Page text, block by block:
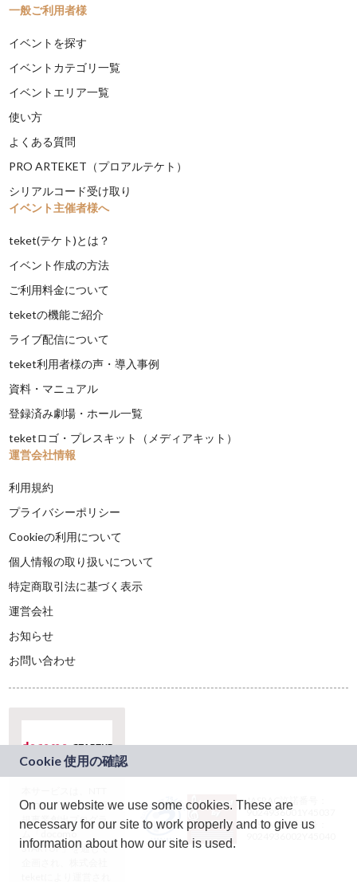
一般ご利用者様
イベントを探す
イベントカテゴリ一覧
イベントエリア一覧
使い方
よくある質問
PRO ARTEKET（プロアルテケト）
シリアルコード受け取り
イベント主催者様へ
teket(テケト)とは？
イベント作成の方法
ご利用料金について
teketの機能ご紹介
ライブ配信について
teket利用者様の声・導入事例
資料・マニュアル
登録済み劇場・ホール一覧
teketロゴ・プレスキット（メディアキット）
運営会社情報
利用規約
プライバシーポリシー
Cookieの利用について
個人情報の取り扱いについて
特定商取引法に基づく表示
運営会社
お知らせ
お問い合わせ
ドコモグループの新
規事業創出プログラ
ム「docomo
STARTUP」を通じて
JASRAC許諾番号：
9024936001Y45037
JASRAC許諾番号：
On our website we use some cookies. These are
necessary for our site to work properly and to give us
information about how our site is used.